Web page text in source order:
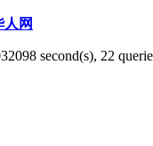
人网
second(s), 22